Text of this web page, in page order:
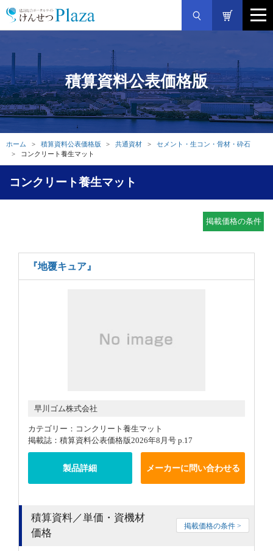
積算資料公表価格版
ホーム 積算資料公表価格版 共通資材
セメント・生コン・骨材・砕石
コンクリート養生マット
コンクリート養生マット
掲載価格の条件
『地覆キュア』
早川ゴム株式会社
カテゴリー：コンクリート養生マット
掲載誌：積算資料公表価格版2026年8月号 p.17
製品詳細 メーカーに問い合わせる
積算資料／単価・資機材
価格
掲載価格の条件 >